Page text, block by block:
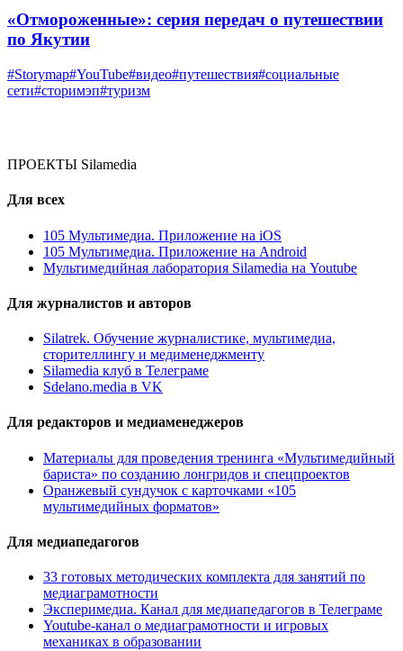
«Отмороженные»: серия передач о путешествии
по Якутии
#Storymap#YouTube#видео#путешествия#социальные
сети#сторимэп#туризм
ПРОЕКТЫ Silamedia
Для всех
105 Мультимедиа. Приложение на iOS
105 Мультимедиа. Приложение на Android
Мультимедийная лаборатория Silamedia на Youtube
Для журналистов и авторов
Silatrek. Обучение журналистике, мультимедиа,
сторителлингу и медименеджменту
Silamedia клуб в Телеграме
Sdelano.media в VK
Для редакторов и медиаменеджеров
Материалы для проведения тренинга «Мультимедийный
бариста» по созданию лонгридов и спецпроектов
Оранжевый сундучок с карточками «105
мультимедийных форматов»
Для медиапедагогов
33 готовых методических комплекта для занятий по
медиаграмотности
Эксперимедиа. Канал для медиапедагогов в Телеграме
Youtube-канал о медиаграмотности и игровых
механиках в образовании